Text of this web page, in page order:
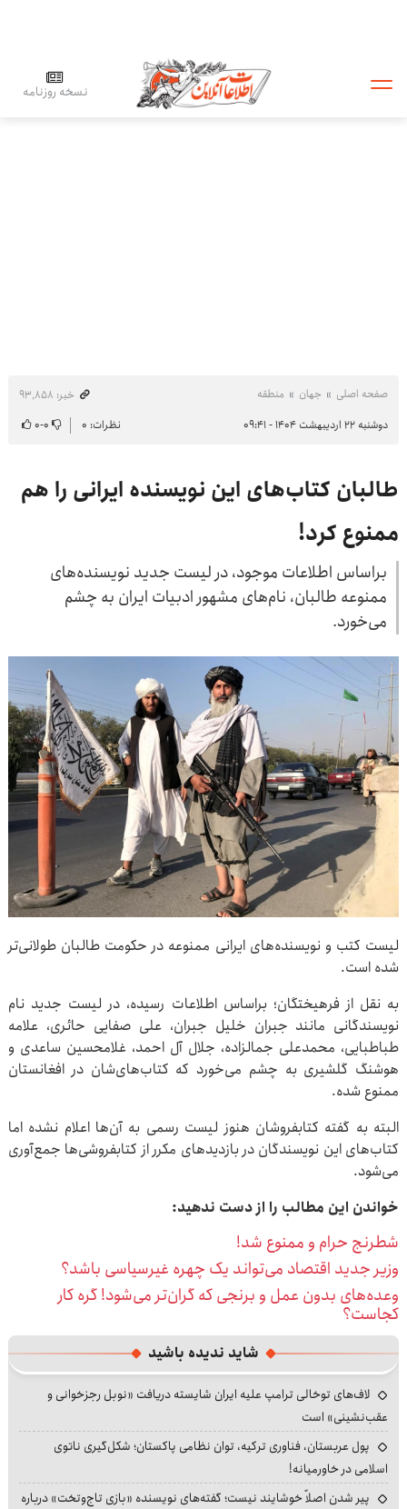
نسخه روزنامه
صفحه اصلی جهان منطقه
خبر: ۹۳٬۸۵۸
دوشنبه ۲۲ اردیبهشت ۱۴۰۴ - ۰۹:۴۱
نظرات: ۰ ۰-۰
طالبان کتاب‌های این نویسنده ایرانی را هم
ممنوع کرد!
براساس اطلاعات موجود، در لیست جدید نویسنده‌های
ممنوعه طالبان، نام‌های مشهور ادبیات ایران به چشم
می‌خورد.
لیست کتب و نویسنده‌های ایرانی ممنوعه در حکومت طالبان طولانی‌تر
شده است.
به نقل از فرهیختگان؛ براساس اطلاعات رسیده، در لیست جدید نام
نویسندگانی مانند جبران خلیل جبران، علی صفایی حائری، علامه
طباطبایی، محمدعلی جمالزاده، جلال آل احمد، غلامحسین ساعدی و
هوشنگ گلشیری به چشم می‌خورد که کتاب‌های‌شان در افغانستان
ممنوع شده.
البته به گفته کتابفروشان هنوز لیست رسمی به آن‌ها اعلام نشده اما
کتاب‌های این نویسندگان در بازدیدهای مکرر از کتابفروشی‌ها جمع‌آوری
می‌شود.
خواندن این مطالب را از دست ندهید:
شطرنج حرام و ممنوع شد!
وزیر جدید اقتصاد می‌تواند یک چهره غیرسیاسی باشد؟
وعده‌های بدون عمل و برنجی که گران‌تر می‌شود! گره کار
کجاست؟
شاید ندیده باشید
لاف‌های توخالی ترامپ علیه ایران شایسته دریافت «نوبل رجزخوانی و
عقب‌نشینی» است
پول عربستان، فناوری ترکیه، توان نظامی پاکستان؛ شکل‌گیری ناتوی
اسلامی در خاورمیانه!
پیر شدن اصلاً خوشایند نیست؛ گفته‌های نویسنده «بازی تاج‌وتخت» درباره